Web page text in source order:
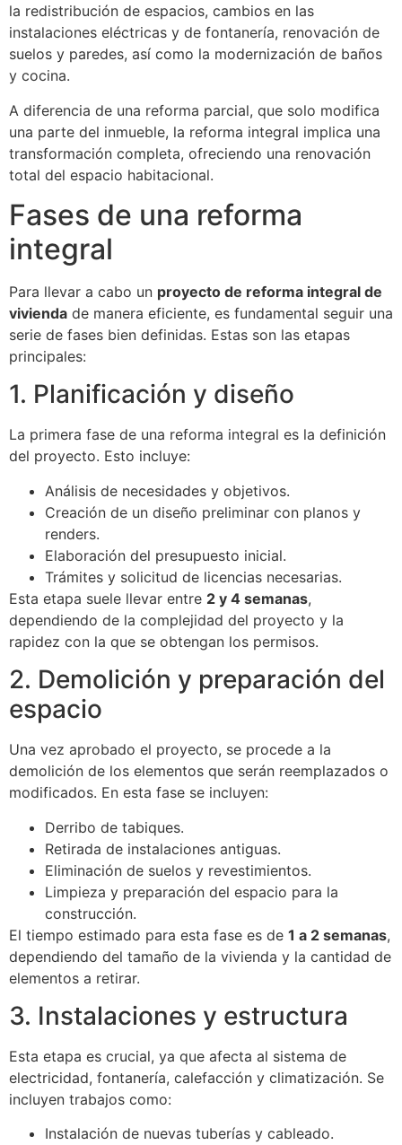
la redistribución de espacios, cambios en las
instalaciones eléctricas y de fontanería, renovación de
suelos y paredes, así como la modernización de baños
y cocina.
A diferencia de una reforma parcial, que solo modifica
una parte del inmueble, la reforma integral implica una
transformación completa, ofreciendo una renovación
total del espacio habitacional.
Fases de una reforma
integral
Para llevar a cabo un proyecto de reforma integral de
vivienda de manera eficiente, es fundamental seguir una
serie de fases bien definidas. Estas son las etapas
principales:
1. Planificación y diseño
La primera fase de una reforma integral es la definición
del proyecto. Esto incluye:
Análisis de necesidades y objetivos.
Creación de un diseño preliminar con planos y
renders.
Elaboración del presupuesto inicial.
Trámites y solicitud de licencias necesarias.
Esta etapa suele llevar entre 2 y 4 semanas,
dependiendo de la complejidad del proyecto y la
rapidez con la que se obtengan los permisos.
2. Demolición y preparación del
espacio
Una vez aprobado el proyecto, se procede a la
demolición de los elementos que serán reemplazados o
modificados. En esta fase se incluyen:
Derribo de tabiques.
Retirada de instalaciones antiguas.
Eliminación de suelos y revestimientos.
Limpieza y preparación del espacio para la
construcción.
El tiempo estimado para esta fase es de 1 a 2 semanas,
dependiendo del tamaño de la vivienda y la cantidad de
elementos a retirar.
3. Instalaciones y estructura
Esta etapa es crucial, ya que afecta al sistema de
electricidad, fontanería, calefacción y climatización. Se
incluyen trabajos como:
Instalación de nuevas tuberías y cableado.